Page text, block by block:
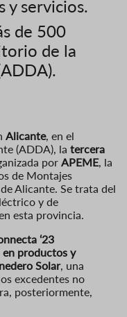
y servicios.
de 500
de la
Alicante, en el
(ADDA), la tercera
por APEME, la
de Montajes
Alicante. Se trata del
y de
esta provincia.
‘23
en productos y
Solar, una
excedentes no
posteriormente,